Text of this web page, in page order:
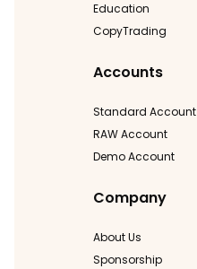
Education
CopyTrading
Accounts
Standard Account
RAW Account
Demo Account
Company
About Us
Sponsorship